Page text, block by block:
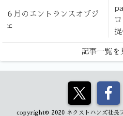
６月のエントランスオブジ
ェ
記事一覧を
copyright© 2020 ネクストハンズ社